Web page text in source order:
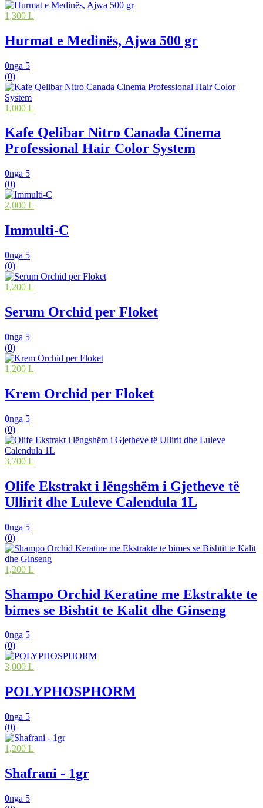
1,300 L
Hurmat e Medinës, Ajwa 500 gr
0nga 5
(0)
1,000 L
Kafe Qelibar Nitro Canada Cinema
Professional Hair Color System
0nga 5
(0)
2,000 L
Immulti-C
0nga 5
(0)
1,200 L
Serum Orchid per Floket
0nga 5
(0)
1,200 L
Krem Orchid per Floket
0nga 5
(0)
3,700 L
Olife Ekstrakt i lëngshëm i Gjetheve të
Ullirit dhe Luleve Calendula 1L
0nga 5
(0)
1,200 L
Shampo Orchid Keratine me Ekstrakte te
bimes se Bishtit te Kalit dhe Ginseng
0nga 5
(0)
3,000 L
POLYPHOSPHORM
0nga 5
(0)
1,200 L
Shafrani - 1gr
0nga 5